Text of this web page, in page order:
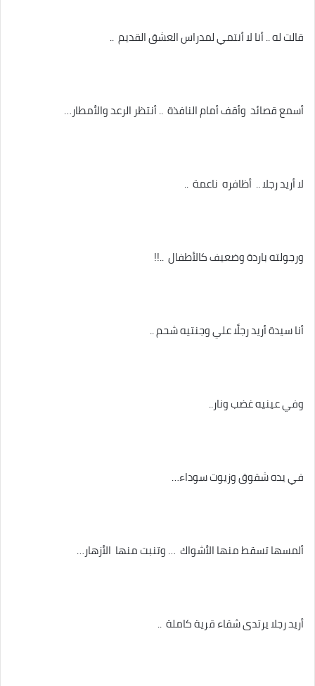
قالت له .. أنا لا أنتمي لمدراس العشق القديم ..
أسمع قصائد وأقف أمام النافذة .. أنتظر الرعد والأمطار…
لا أريد رجلا .. أظافره ناعمة ..
ورجولته باردة وضعيف كالأطفال ..!!
أنا سيدة أريد رجلًا علي وجنتيه شحم ..
وفي عينيه غضب ونار..
في يده شقوق وزيوت سوداء…
ألمسها تسقط منها الأشواك … وتنبت منها الأزهار…
أريد رجلا يرتدى شقاء قرية كاملة ..